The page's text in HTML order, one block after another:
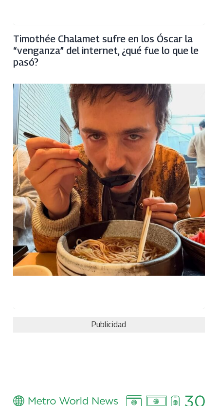
Timothée Chalamet sufre en los Óscar la
“venganza” del internet, ¿qué fue lo que le
pasó?
Publicidad